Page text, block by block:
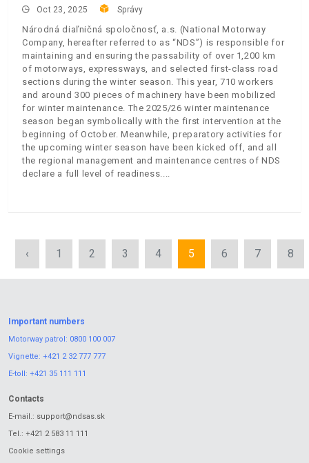
Oct 23, 2025 Správy
Národná diaľničná spoločnosť, a.s. (National Motorway
Company, hereafter referred to as “NDS”) is responsible for
maintaining and ensuring the passability of over 1,200 km
of motorways, expressways, and selected first-class road
sections during the winter season. This year, 710 workers
and around 300 pieces of machinery have been mobilized
for winter maintenance. The 2025/26 winter maintenance
season began symbolically with the first intervention at the
beginning of October. Meanwhile, preparatory activities for
the upcoming winter season have been kicked off, and all
the regional management and maintenance centres of NDS
declare a full level of readiness.
‹ 1 2 3 4 5 6 7 8
Important numbers
Motorway patrol: 0800 100 007
Vignette: +421 2 32 777 777
E-toll: +421 35 111 111
Contacts
E-mail.: support@ndsas.sk
Tel.: +421 2 583 11 111
Cookie settings